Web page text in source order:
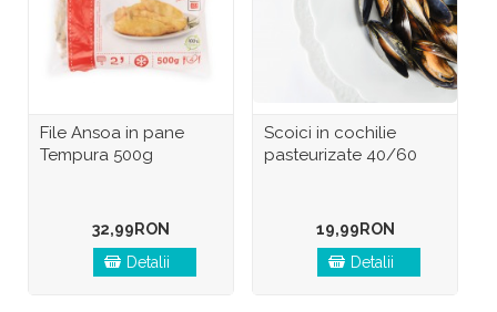
File Ansoa in pane
Tempura 500g
32,99RON
Detalii
Scoici in cochilie
pasteurizate 40/60
19,99RON
Detalii